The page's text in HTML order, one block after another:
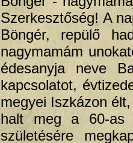
Szerkesztőség! A
Böngér, repülő
nagymamám
édesanyja neve
kapcsolatot,
megyei Iszkázon
halt meg a 60-as
születésére